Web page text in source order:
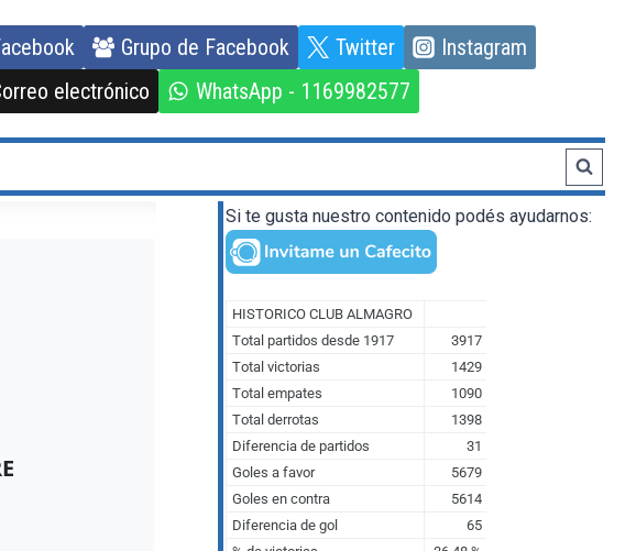
Grupo de Facebook Twitter
Instagram
electrónico
WhatsApp - 1169982577
Si te gusta nuestro contenido podés ayudarnos: